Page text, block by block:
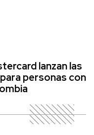
lanzan las
personas con